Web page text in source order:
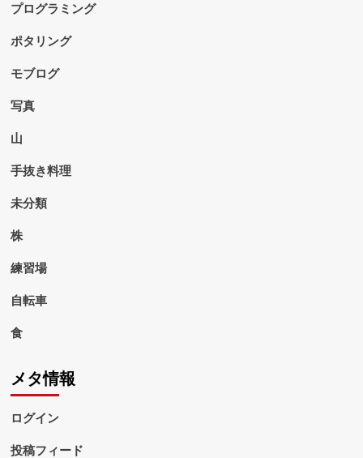
プログラミング
ポタリング
モブログ
写真
山
手抜き料理
未分類
株
練習場
自転車
食
メタ情報
ログイン
投稿フィード